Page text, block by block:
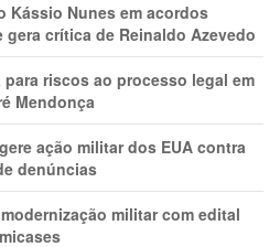
Kássio Nunes em acordos
crítica de Reinaldo Azevedo
para riscos ao processo legal em
Mendonça
ação militar dos EUA contra
denúncias
militar com edital